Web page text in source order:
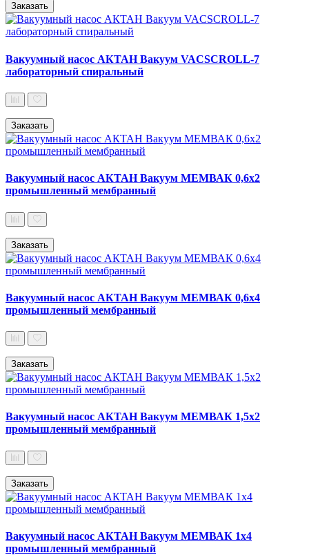
Заказать
Вакуумный насос АКТАН Вакуум VACSCROLL-7
лабораторный спиральный
Заказать
Вакуумный насос АКТАН Вакуум МЕМВАК 0,6х2
промышленный мембранный
Заказать
Вакуумный насос АКТАН Вакуум МЕМВАК 0,6х4
промышленный мембранный
Заказать
Вакуумный насос АКТАН Вакуум МЕМВАК 1,5х2
промышленный мембранный
Заказать
Вакуумный насос АКТАН Вакуум МЕМВАК 1х4
промышленный мембранный